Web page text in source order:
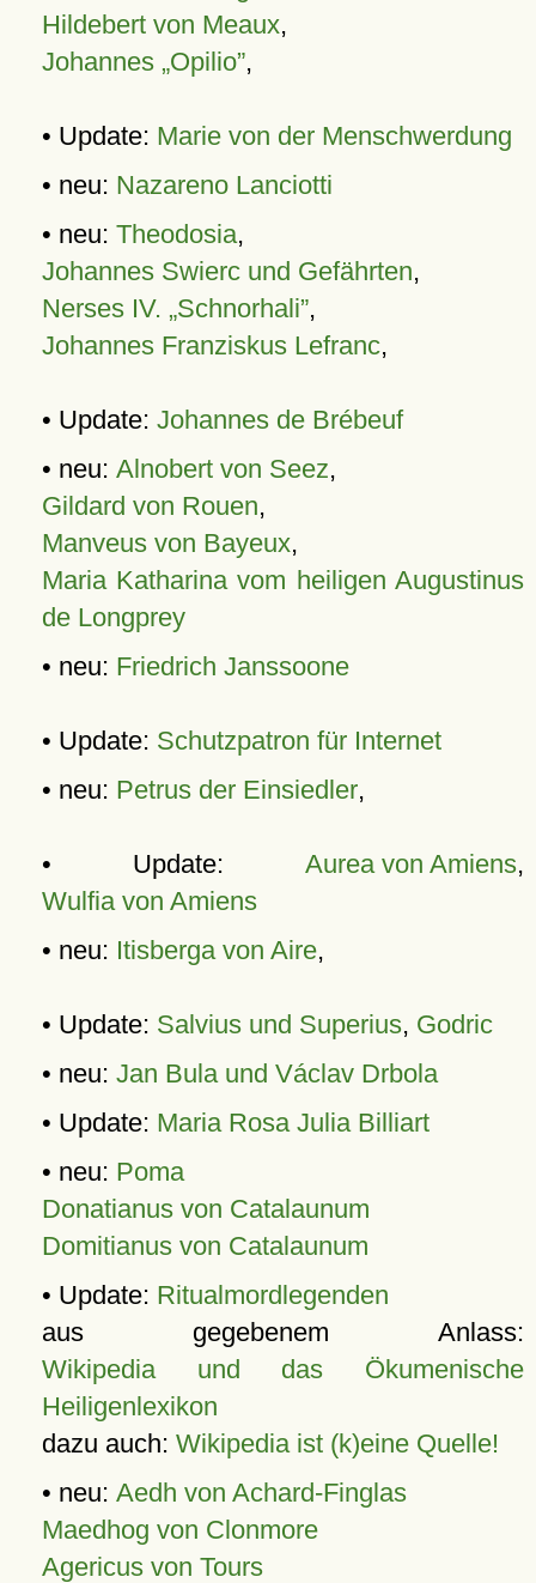
Hildebert von Meaux,
Johannes „Opilio”,
• Update: Marie von der Menschwerdung
• neu: Nazareno Lanciotti
• neu: Theodosia,
Johannes Swierc und Gefährten,
Nerses IV. „Schnorhali”,
Johannes Franziskus Lefranc,
• Update: Johannes de Brébeuf
• neu: Alnobert von Seez,
Gildard von Rouen,
Manveus von Bayeux,
Maria Katharina vom heiligen Augustinus
de Longprey
• neu: Friedrich Janssoone
• Update: Schutzpatron für Internet
• neu: Petrus der Einsiedler,
• Update: Aurea von Amiens,
Wulfia von Amiens
• neu: Itisberga von Aire,
• Update: Salvius und Superius, Godric
• neu: Jan Bula und Václav Drbola
• Update: Maria Rosa Julia Billiart
• neu: Poma
Donatianus von Catalaunum
Domitianus von Catalaunum
• Update: Ritualmordlegenden
aus gegebenem Anlass:
Wikipedia und das Ökumenische
Heiligenlexikon
dazu auch: Wikipedia ist (k)eine Quelle!
• neu: Aedh von Achard-Finglas
Maedhog von Clonmore
Agericus von Tours